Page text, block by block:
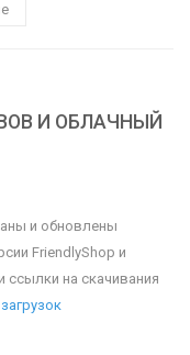
И ОБЛАЧНЫЙ
и обновлены
FriendlyShop и
ссылки на скачивания